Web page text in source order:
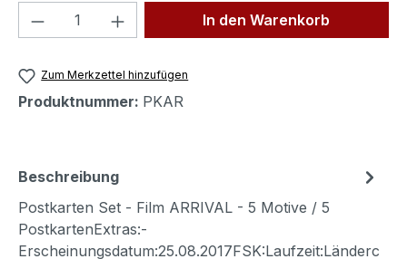
Produkt Anzahl: Gib denIn den Warenkorb
Zum Merkzettel hinzufügen
Produktnummer: PKAR
Beschreibung
Postkarten Set - Film ARRIVAL - 5 Motive / 5
PostkartenExtras:-
Erscheinungsdatum:25.08.2017FSK:Laufzeit:Länderc